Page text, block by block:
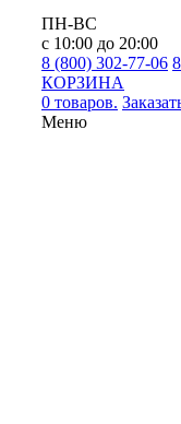
ПН-ВС
с 10:00 до 20:00
8 (800) 302-77-06
КОРЗИНА
0 товаров.
Меню